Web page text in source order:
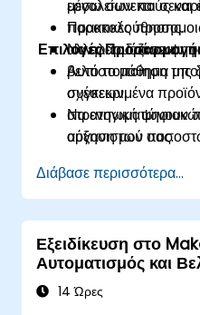
μέσω συνεπούς και
παρακολούθησης.
Να εφαρμόζουν
βελτιστοποίηση της
σχέσεων.
Να ενσωματώνουν
αύξηση των
εργαλείων και
Πρακτικές
αλληλεπιδράσεων
Επιλογές
Αυτό το μάθημα
συγκεκριμένα
στρατηγική
οργανισμού σας.
Διάβασε περισσότερα...
Εξειδίκευση στο
Αυτοματισμός και
Εργασίας
14 Ώρες